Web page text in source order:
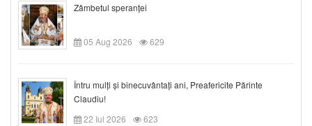
Zâmbetul speranței
05 Aug 2026 629
Întru mulți și binecuvântați ani, Preafericite Părinte
Claudiu!
22 Iul 2026
623